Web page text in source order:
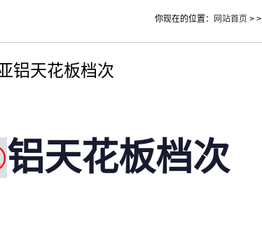
你现在的位置： 网站首页 > >
铝天花板档次
铝天花板档次